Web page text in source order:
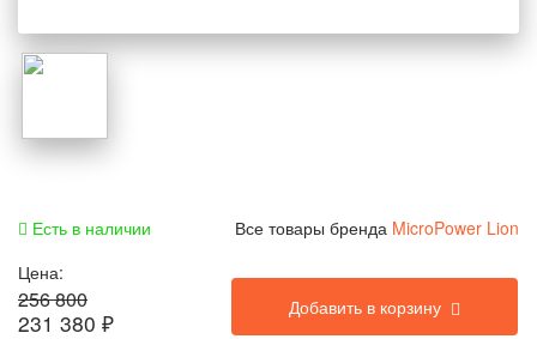
Есть в наличии Все товары бренда MicroPower Lion
Цена:
256 800
231 380 ₽
Добавить в корзину